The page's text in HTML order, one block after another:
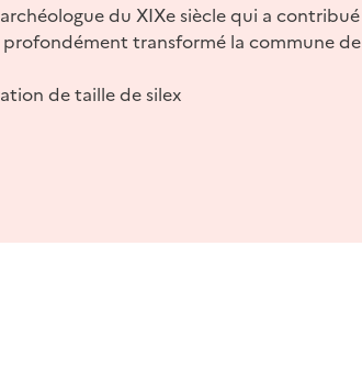
du XIXe siècle qui a contribué
profondément transformé la commune de
de taille de silex